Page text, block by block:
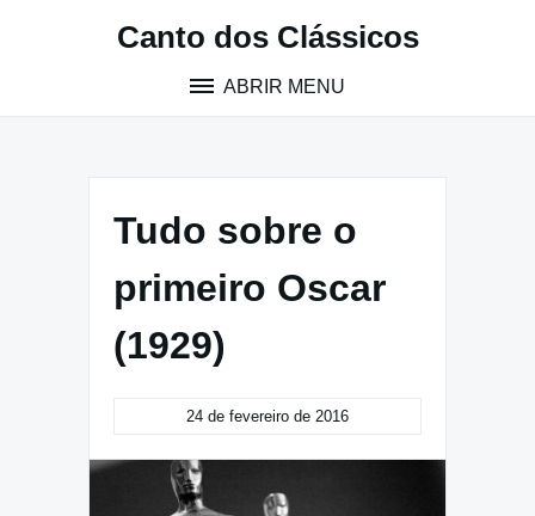
Canto dos Clássicos
ABRIR MENU
Tudo sobre o
primeiro Oscar
(1929)
24 de fevereiro de 2016